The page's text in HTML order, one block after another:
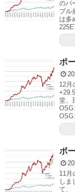
のパ
ブル
は多
ポ
12月
堂、
OSG
OSG
ポ
11月
しま
て、